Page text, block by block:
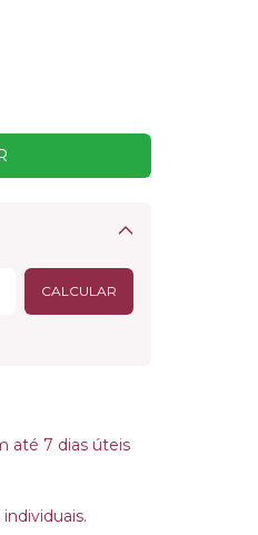
Alterar CEP
CALCULAR
até 7 dias úteis